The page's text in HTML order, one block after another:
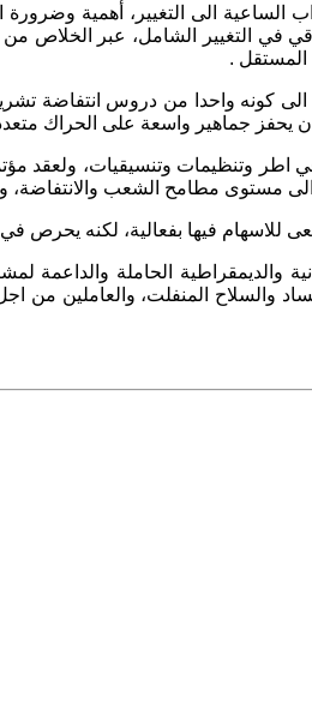
الساعية الى التغيير، أهمية
في التغيير الشامل، عبر الخلاص
المستقل .
الى كونه واحدا من دروس انتفاضة
يحفز جماهير واسعة على الحراك
اطر وتنظيمات وتنسيقيات، ولعقد
مستوى مطامح الشعب والانتفاضة،
للاسهام فيها بفعالية، لكنه يحرص
والديمقراطية الحاملة والداعمة
والسلاح المنفلت، والعاملين من